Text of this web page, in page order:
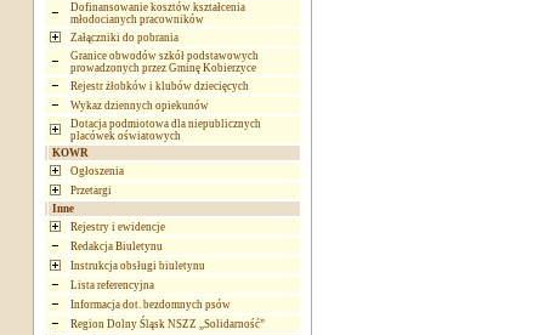
Dofinansowanie kosztów kształcenia
młodocianych pracowników
Załączniki do pobrania
Granice obwodów szkół podstawowych
prowadzonych przez Gminę Kobierzyce
Rejestr żłobków i klubów dziecięcych
Wykaz dziennych opiekunów
Dotacja podmiotowa dla niepublicznych
placówek oświatowych
KOWR
Ogłoszenia
Przetargi
Inne
Rejestry i ewidencje
Redakcja Biuletynu
Instrukcja obsługi biuletynu
Lista referencyjna
Informacja dot. bezdomnych psów
Region Dolny Śląsk NSZZ „Solidarność”